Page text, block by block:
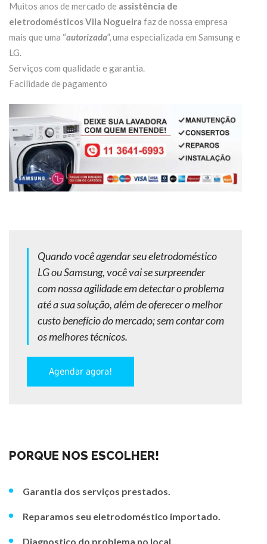
Muitos anos de mercado de assistência de
eletrodomésticos Vila Nogueira faz de nossa empresa
mais que uma “autorizada”, uma especializada em Samsung e
LG.
Serviços com qualidade e garantia.
Facilidade de pagamento
Quando você agendar seu eletrodoméstico
LG ou Samsung, você vai se surpreender
com nossa agilidade em detectar o problema
até a sua solução, além de oferecer o melhor
custo benefício do mercado; sem contar com
os melhores técnicos.
Agendar agora!
PORQUE NOS ESCOLHER!
Garantia dos serviços prestados.
Reparamos seu eletrodoméstico importado.
Diagnostico do problema no local.